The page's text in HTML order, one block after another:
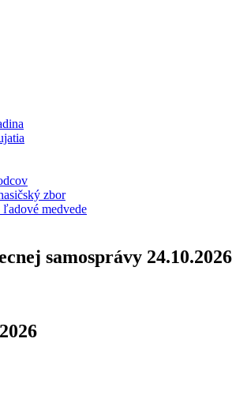
zbor
medvede
samosprávy 24.10.2026